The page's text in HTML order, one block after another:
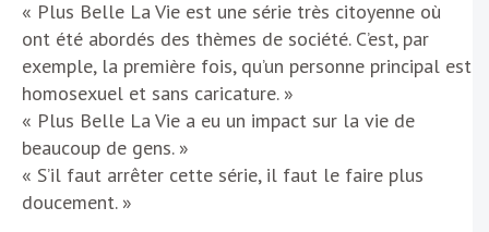
« Plus Belle La Vie est une série très citoyenne où
ont été abordés des thèmes de société. C’est, par
exemple, la première fois, qu’un personne principal est
homosexuel et sans caricature. »
« Plus Belle La Vie a eu un impact sur la vie de
beaucoup de gens. »
« S’il faut arrêter cette série, il faut le faire plus
doucement. »